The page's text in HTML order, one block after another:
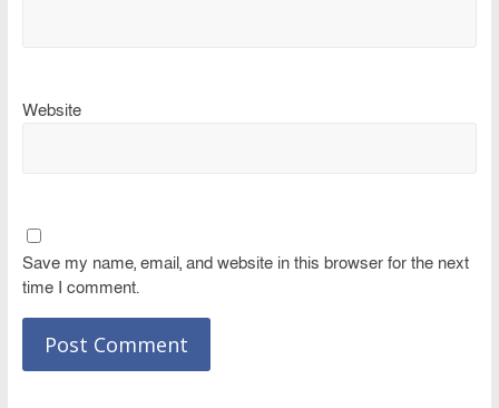
Website
Save my name, email, and website in this browser for the next
time I comment.